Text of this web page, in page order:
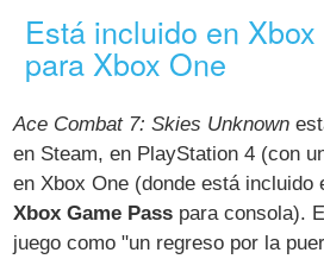
Está incluido en
para Xbox One
Ace Combat 7: Skies Unknown
en Steam, en PlayStation 4 (con
en Xbox One (donde está incluido
Xbox Game Pass para consola).
juego como "un regreso por la